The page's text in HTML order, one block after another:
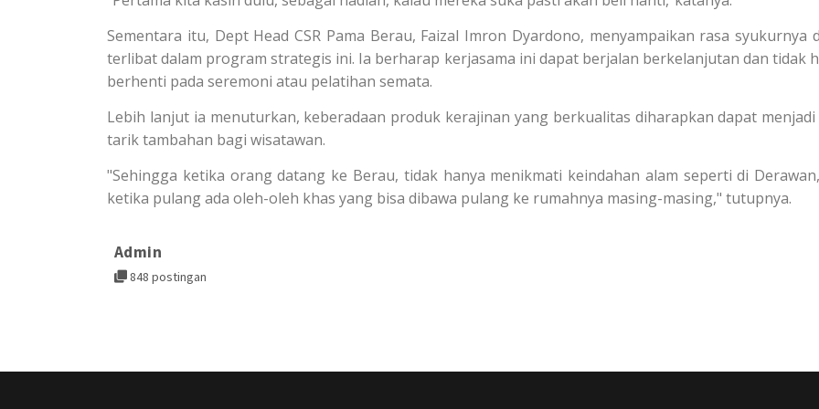
Sementara itu, Dept Head CSR Pama Berau, Faizal Imron Dyardono, menyampaikan rasa syukurnya
terlibat dalam program strategis ini. Ia berharap kerjasama ini dapat berjalan berkelanjutan dan tidak
berhenti pada seremoni atau pelatihan semata.
Lebih lanjut ia menuturkan, keberadaan produk kerajinan yang berkualitas diharapkan dapat menjadi
tarik tambahan bagi wisatawan.
"Sehingga ketika orang datang ke Berau, tidak hanya menikmati keindahan alam seperti di
ketika pulang ada oleh-oleh khas yang bisa dibawa pulang ke rumahnya masing-masing," tutupnya.
Admin
848 postingan